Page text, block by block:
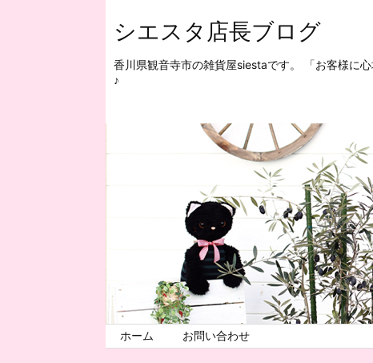
シエスタ店長ブログ
香川県観音寺市の雑貨屋siestaです。 「お客様に
♪
ホーム お問い合わせ